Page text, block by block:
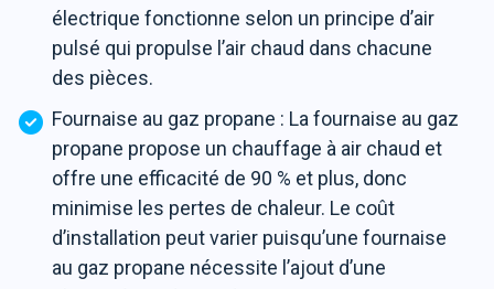
électrique fonctionne selon un principe d’air
pulsé qui propulse l’air chaud dans chacune
des pièces.
Fournaise au gaz propane : La fournaise au gaz
propane propose un chauffage à air chaud et
offre une efficacité de 90 % et plus, donc
minimise les pertes de chaleur. Le coût
d’installation peut varier puisqu’une fournaise
au gaz propane nécessite l’ajout d’une